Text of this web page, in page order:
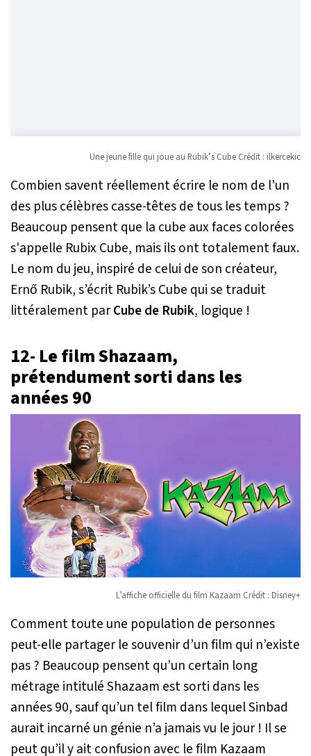
Une jeune fille qui joue au Rubik’s Cube Crédit : ilkercekic
Combien savent réellement écrire le nom de l’un
des plus célèbres casse-têtes de tous les temps ?
Beaucoup pensent que la cube aux faces colorées
s'appelle Rubix Cube, mais ils ont totalement faux.
Le nom du jeu, inspiré de celui de son créateur,
Ernő Rubik, s’écrit Rubik’s Cube qui se traduit
littéralement parCube de Rubik, logique !
12- Le film Shazaam,
prétendument sorti dans les
années 90
L’affiche officielle du film Kazaam Crédit : Disney+
Comment toute une population de personnes
peut-elle partager le souvenir d’un film qui n’existe
pas ? Beaucoup pensent qu’un certain long
métrage intitulé Shazaam est sorti dans les
années 90, sauf qu’un tel film dans lequel Sinbad
aurait incarné un génie n’a jamais vu le jour ! Il se
peut qu’il y ait confusion avec le film Kazaam